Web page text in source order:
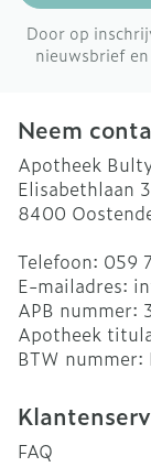
Door op
nieuwsbrief
Neem
Apotheek
Elisabethlaan
8400
Telefoon: 059
E-mailadres:
APB nummer:
Apotheek
BTW nummer:
FAQ